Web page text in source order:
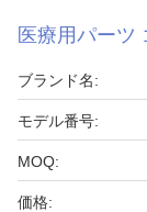
医療用パーツ
ブランド名:
モデル番号:
MOQ:
価格: